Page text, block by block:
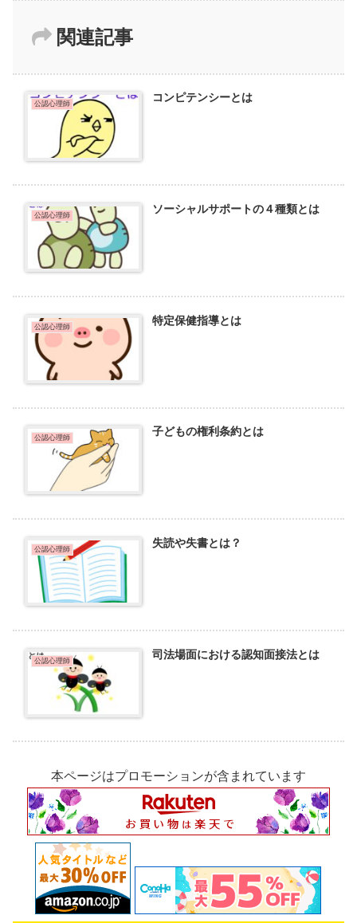
関連記事
公認心理師 コンピテンシーとは
公認心理師 ソーシャルサポートの４種類とは
公認心理師 特定保健指導とは
公認心理師 子どもの権利条約とは
公認心理師 失読や失書とは？
公認心理師 司法場面における認知面接法とは
本ページはプロモーションが含まれています